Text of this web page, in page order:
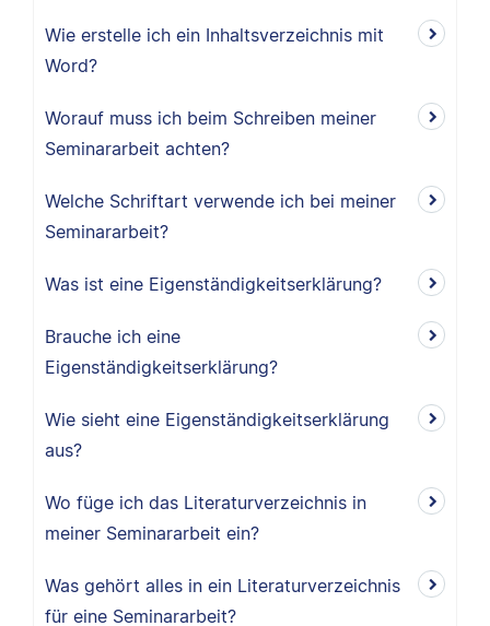
Wie erstelle ich ein Inhaltsverzeichnis mit
Word?
Worauf muss ich beim Schreiben meiner
Seminararbeit achten?
Welche Schriftart verwende ich bei meiner
Seminararbeit?
Was ist eine Eigenständigkeitserklärung?
Brauche ich eine
Eigenständigkeitserklärung?
Wie sieht eine Eigenständigkeitserklärung
aus?
Wo füge ich das Literaturverzeichnis in
meiner Seminararbeit ein?
Was gehört alles in ein Literaturverzeichnis
für eine Seminararbeit?